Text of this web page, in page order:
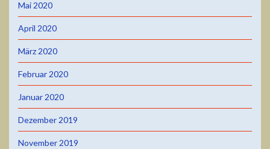
Mai 2020
April 2020
März 2020
Februar 2020
Januar 2020
Dezember 2019
November 2019